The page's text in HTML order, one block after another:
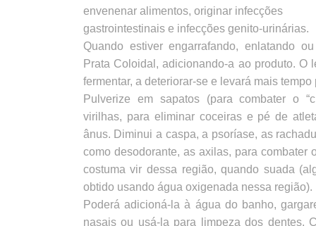
envenenar alimentos, originar infecções
gastrointestinais e infecções genito-urinárias.
Quando estiver engarrafando, enlatando
Prata Coloidal, adicionando-a ao produto. O
fermentar, a deteriorar-se e levará mais
Pulverize em sapatos (para combater o
virilhas, para eliminar coceiras e pé de
ânus. Diminui a caspa, a psoríase, as
como desodorante, as axilas, para combater
costuma vir dessa região, quando suada
obtido usando água oxigenada nessa região).
Poderá adicioná-la à água do banho,
nasais ou usá-la para limpeza dos dentes.